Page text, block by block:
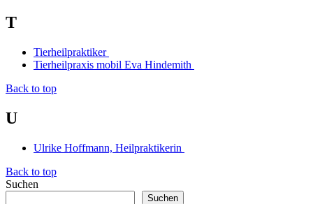
T
Tierheilpraktiker
Tierheilpraxis mobil Eva Hindemith
Back to top
U
Ulrike Hoffmann, Heilpraktikerin
Back to top
Suchen
Suchen